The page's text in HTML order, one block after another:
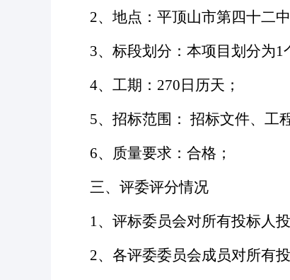
2、地点：平顶山市第四十二
3、标段划分：本项目划分为1
4、工期：270日历天；
5、招标范围： 招标文件、工
6、质量要求：合格；
三、评委评分情况
1、评标委员会对所有投标人
2、各评委委员会成员对所有